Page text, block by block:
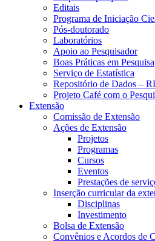
Editais
Programa de Iniciação
Pós-doutorado
Laboratórios
Apoio ao Pesquisador
Boas Práticas em Pesquisa
Serviço de Estatística
Repositório de Dados –
Projeto Café com o
Extensão
Comissão de Extensão
Ações de Extensão
Projetos
Programas
Cursos
Eventos
Prestações de
Inserção curricular da
Disciplinas
Investimento
Bolsa de Extensão
Convênios e Acordos de